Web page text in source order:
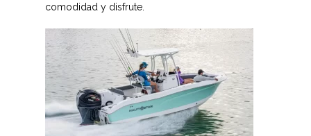
comodidad y disfrute.